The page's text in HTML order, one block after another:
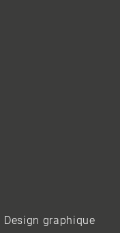
| Design graphique